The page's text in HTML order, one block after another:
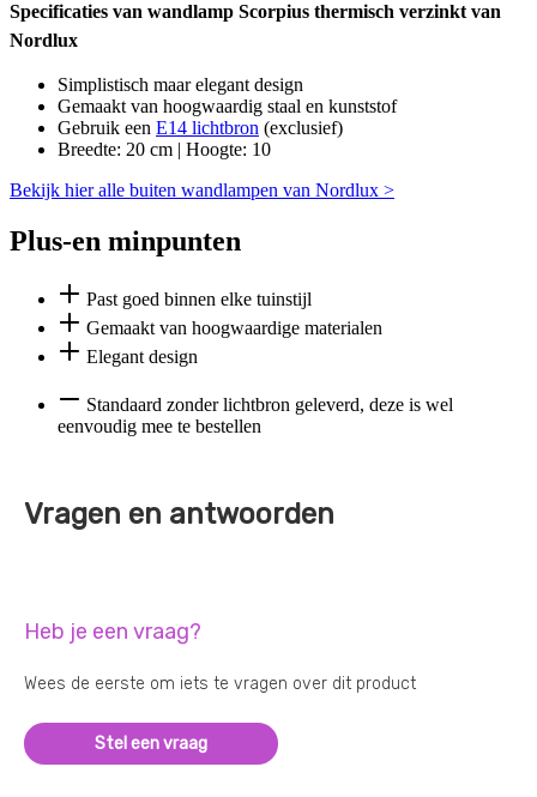
Specificaties van wandlamp Scorpius thermisch verzinkt van
Nordlux
Simplistisch maar elegant design
Gemaakt van hoogwaardig staal en kunststof
Gebruik een E14 lichtbron (exclusief)
Breedte: 20 cm | Hoogte: 10
Bekijk hier alle buiten wandlampen van Nordlux >
Plus-en minpunten
Past goed binnen elke tuinstijl
Gemaakt van hoogwaardige materialen
Elegant design
Standaard zonder lichtbron geleverd, deze is wel
eenvoudig mee te bestellen
Vragen en antwoorden
Heb je een vraag?
Wees de eerste om iets te vragen over dit product
Stel een vraag